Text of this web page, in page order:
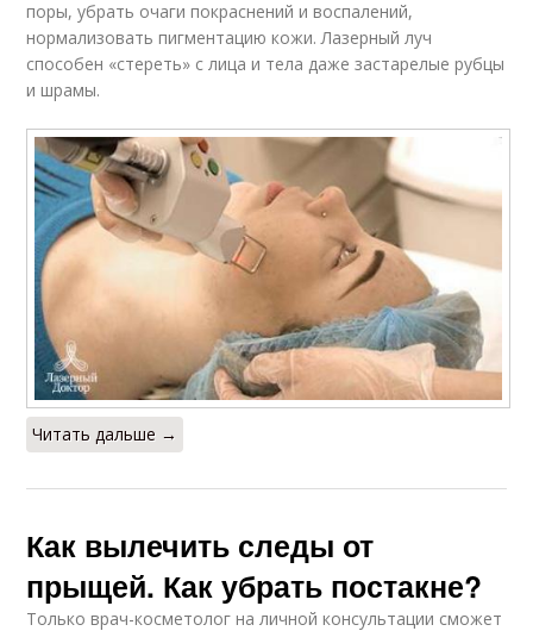
поры, убрать очаги покраснений и воспалений,
нормализовать пигментацию кожи. Лазерный луч
способен «стереть» с лица и тела даже застарелые рубцы
и шрамы.
Читать дальше →
Как вылечить следы от
прыщей. Как убрать постакне?
Только врач-косметолог на личной консультации сможет